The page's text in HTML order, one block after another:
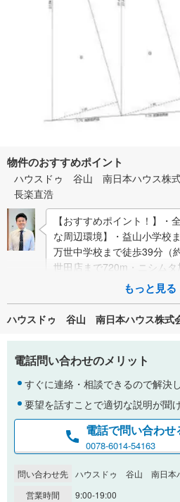
物件のおすすめポイント
ハウスドゥ 谷山 南日本ハウス株
長楽直浩
【おすすめポイント！】・
な周辺環境】・益山小学校
万世中学校まで徒歩39分（
世田店まで720m・ニシム
もっと見る
ハウスドゥ 谷山 南日本ハウス株式
電話問い合わせのメリット
すぐに連絡・相談できるので解決
要望を話すことで適切な説明が聞
電話で問い合わせ
0078-6014-54163
問い合わせ先 ハウスドゥ 谷山 南日本
営業時間
9:00-19:00